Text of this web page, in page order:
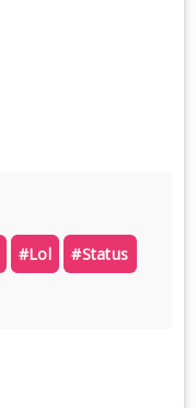
#lol #status